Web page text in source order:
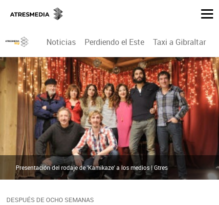
Noticias Perdiendo el Este Taxi a Gibraltar
DESPUÉS DE OCHO SEMANAS
Presentación del rodaje de 'Kamikaze' a los medios | Gtres